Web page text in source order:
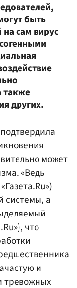
быть
сам вирус
также
других.
подтвердила
может
«Ведь
системы, а
что
и
тревожных